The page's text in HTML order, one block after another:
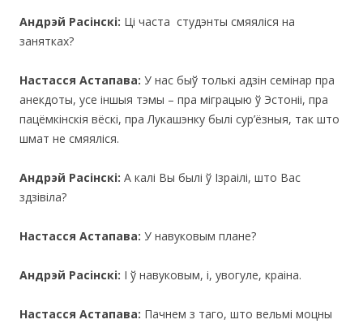
Андрэй Расінскі: Ці часта студэнты смяяліся на
занятках?
Настасся Астапава: У нас быў толькі адзін семінар пра
анекдоты, усе іншыя тэмы – пра міграцыю ў Эстоніі, пра
пацёмкінскія вёскі, пра Лукашэнку былі сур’ёзныя, так што
шмат не смяяліся.
Андрэй Расінскі: А калі Вы былі ў Iзраiлi, што Вас
здзівіла?
Настасся Астапава: У навуковым плане?
Андрэй Расінскі: І ў навуковым, і, увогуле, краіна.
Настасся Астапава: Пачнем з таго, што вельмі моцны